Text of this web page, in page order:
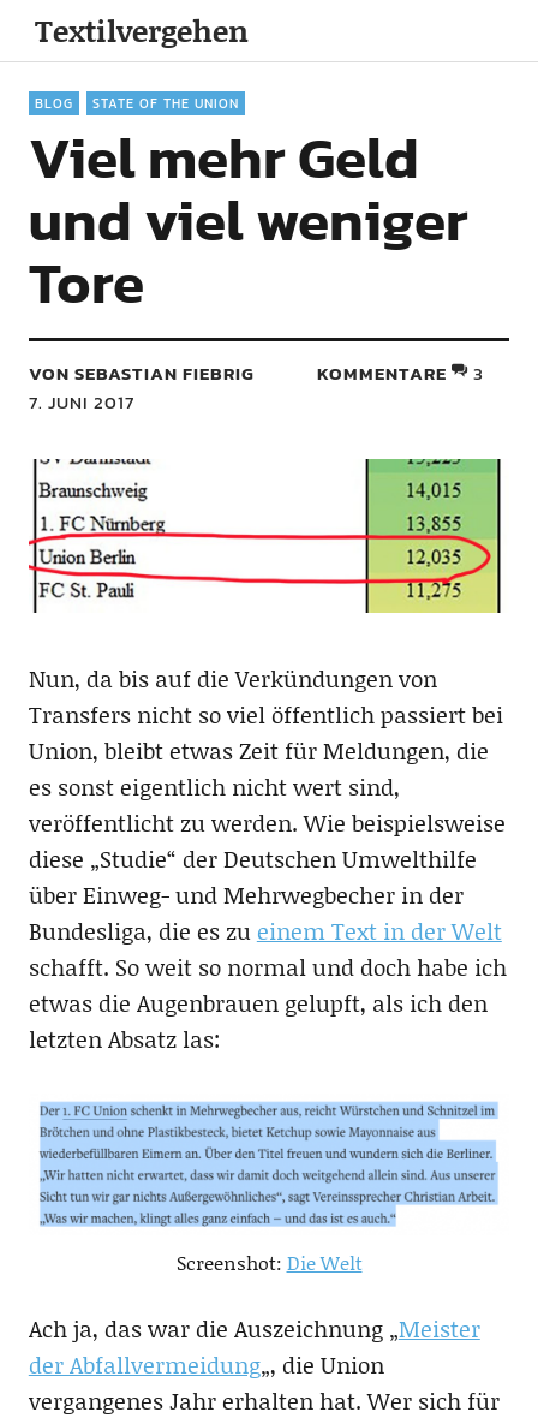
Textilvergehen
BLOG STATE OF THE UNION
Viel mehr Geld
und viel weniger
Tore
VON SEBASTIAN FIEBRIG
7. JUNI 2017
KOMMENTARE 3
Nun, da bis auf die Verkündungen von
Transfers nicht so viel öffentlich passiert bei
Union, bleibt etwas Zeit für Meldungen, die
es sonst eigentlich nicht wert sind,
veröffentlicht zu werden. Wie beispielsweise
diese „Studie“ der Deutschen Umwelthilfe
über Einweg- und Mehrwegbecher in der
Bundesliga, die es zu einem Text in der Welt
schafft. So weit so normal und doch habe ich
etwas die Augenbrauen gelupft, als ich den
letzten Absatz las:
Screenshot: Die Welt
Ach ja, das war die Auszeichnung „Meister
der Abfallvermeidung„, die Union
vergangenes Jahr erhalten hat. Wer sich für